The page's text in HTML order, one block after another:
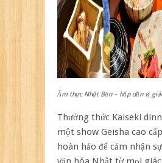
Ẩm thực Nhật Bản – hấp dẫn vị
Thưởng thức Kaiseki
một show Geisha cao
hoàn hảo để cảm nhận